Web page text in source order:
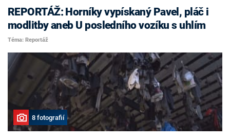
REPORTÁŽ: Horníky vypískaný Pavel, pláč i
modlitby aneb U posledního vozíku s uhlím
Téma: Reportáž
8 fotografií